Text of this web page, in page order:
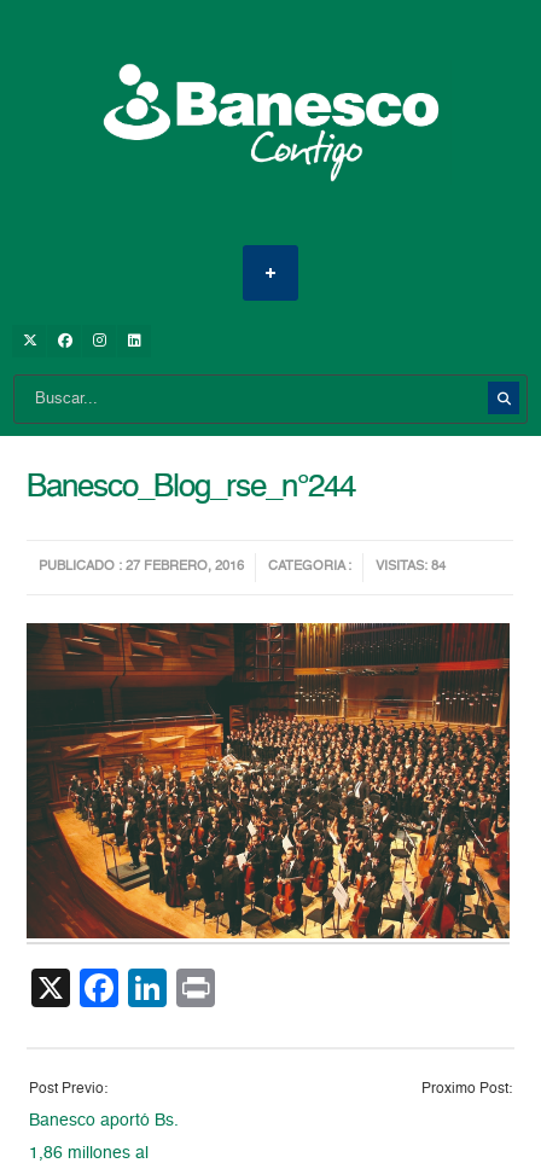
Banesco_Blog_rse_n°244
PUBLICADO : 27 FEBRERO, 2016 CATEGORIA : VISITAS: 84
X Facebook
LinkedIn
Post Previo:
Banesco aportó Bs.
1,86 millones al
Proximo Post: